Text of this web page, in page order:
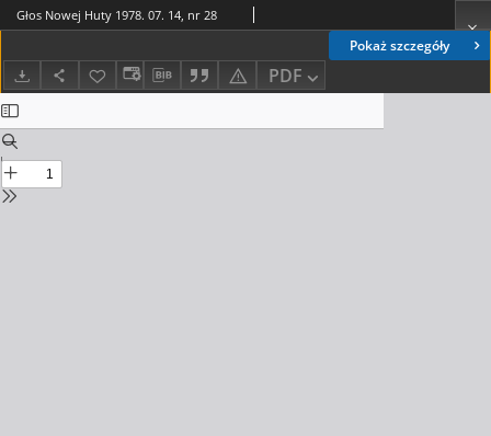
Pokaż szczegóły
PDF
Głos Nowej Huty 1978. 07. 14, nr 28